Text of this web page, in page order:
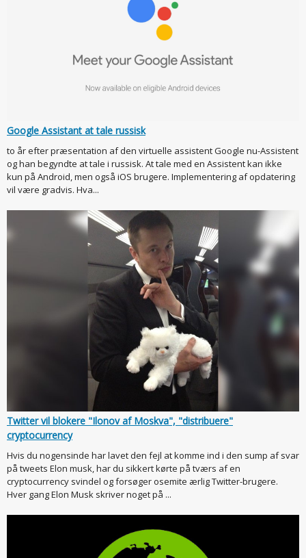
Google Assistant at tale russisk
to år efter præsentation af den virtuelle assistent Google nu-Assistent
og han begyndte at tale i russisk. At tale med en Assistent kan ikke
kun på Android, men også iOS brugere. Implementering af opdatering
vil være gradvis. Hva...
Twitter vil blokere "Ilonov af Moskva", "distribuere"
cryptocurrency
Hvis du nogensinde har lavet den fejl at komme ind i den sump af svar
på tweets Elon musk, har du sikkert kørte på tværs af en
cryptocurrency svindel og forsøger osemite ærlig Twitter-brugere.
Hver gang Elon Musk skriver noget på ...